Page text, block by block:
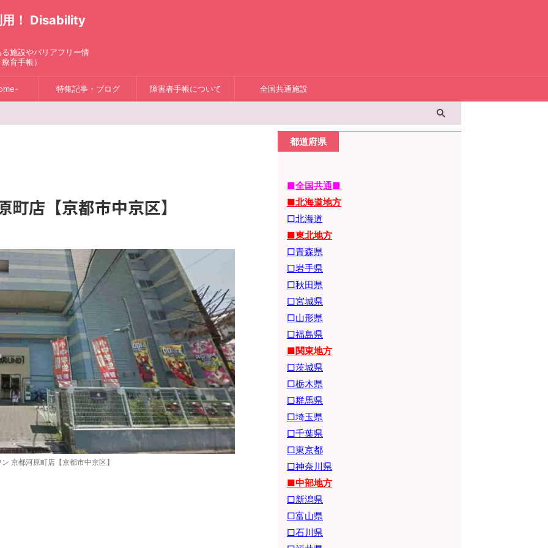
用！ Disability
施設やバリアフリー情
育手帳）
特集記事・ブログ 障害者手帳について 全国共通施設
店【京都市中京区】
京都河原町店【京都市中京区】
都道府県
■全国共通■
■北海道地方
□北海道
■東北地方
□青森県
□岩手県
□秋田県
□宮城県
□山形県
□福島県
■関東地方
□茨城県
□栃木県
□群馬県
□埼玉県
□千葉県
□東京都
□神奈川県
■中部地方
□新潟県
□富山県
□石川県